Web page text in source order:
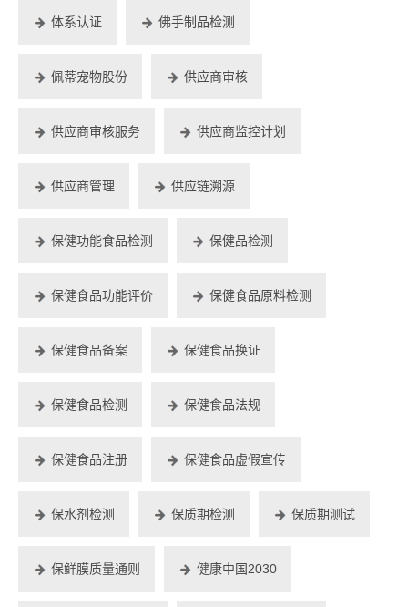
体系认证 佛手制品检测
佩蒂宠物股份 供应商审核
供应商审核服务 供应商监控计划
供应商管理 供应链溯源
保健功能食品检测 保健品检测
保健食品功能评价 保健食品原料检测
保健食品备案 保健食品换证
保健食品检测 保健食品法规
保健食品注册 保健食品虚假宣传
保水剂检测 保质期检测 保质期测试
保鲜膜质量通则 健康中国2030